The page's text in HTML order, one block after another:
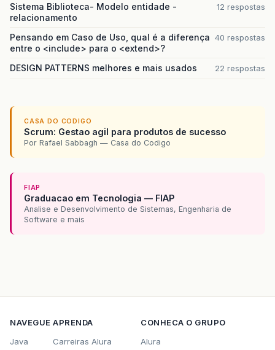
Sistema Biblioteca- Modelo entidade -
relacionamento
12 respostas
Pensando em Caso de Uso, qual é a diferença
entre o <include> para o <extend>?
40 respostas
DESIGN PATTERNS melhores e mais usados 22 respostas
CASA DO CODIGO
Scrum: Gestao agil para produtos de sucesso
Por Rafael Sabbagh — Casa do Codigo
FIAP
Graduacao em Tecnologia — FIAP
Analise e Desenvolvimento de Sistemas, Engenharia de
Software e mais
NAVEGUE
Java
APRENDA
Carreiras Alura
CONHECA O GRUPO
Alura